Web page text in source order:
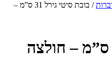
/ בובת סיטי גירל 31 ס”מ –
סיטי גירל 31 ס”מ – חולצה